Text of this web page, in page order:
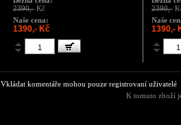
2390,- Kč
Naše cena:
1390,- Kč
2390,-
Naše
1390,-
Vkládat komentáře mohou pouze registrovaní uživatelé
K tomuto zboží